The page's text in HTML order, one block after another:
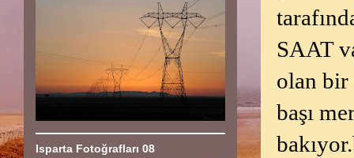
SAAT
olan bir
başı
Isparta Fotoğrafları 08